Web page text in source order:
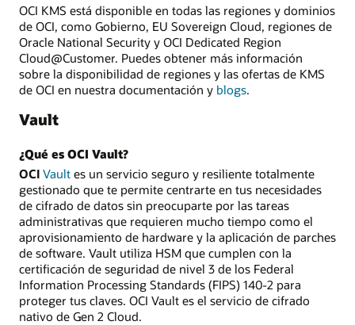
OCI KMS está disponible en todas las regiones y dominios
de OCI, como Gobierno, EU Sovereign Cloud, regiones de
Oracle National Security y OCI Dedicated Region
Cloud@Customer. Puedes obtener más información
sobre la disponibilidad de regiones y las ofertas de KMS
de OCI en nuestra documentación y blogs.
Vault
¿Qué es OCI Vault?
OCI Vault es un servicio seguro y resiliente totalmente
gestionado que te permite centrarte en tus necesidades
de cifrado de datos sin preocuparte por las tareas
administrativas que requieren mucho tiempo como el
aprovisionamiento de hardware y la aplicación de parches
de software. Vault utiliza HSM que cumplen con la
certificación de seguridad de nivel 3 de los Federal
Information Processing Standards (FIPS) 140-2 para
proteger tus claves. OCI Vault es el servicio de cifrado
nativo de Gen 2 Cloud.